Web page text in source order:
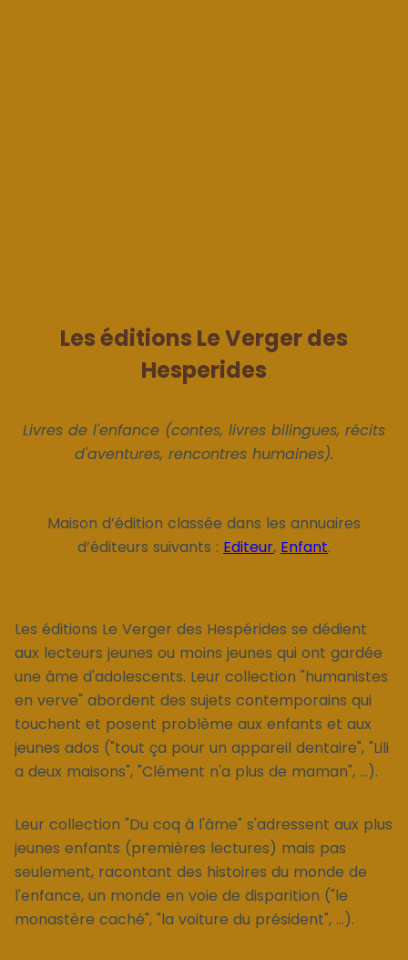
Les éditions Le Verger des
Hesperides
Livres de l'enfance (contes, livres bilingues, récits
d'aventures, rencontres humaines).
Maison d’édition classée dans les annuaires
d’éditeurs suivants : Editeur, Enfant.
Les éditions Le Verger des Hespérides se dédient
aux lecteurs jeunes ou moins jeunes qui ont gardée
une âme d'adolescents. Leur collection "humanistes
en verve" abordent des sujets contemporains qui
touchent et posent problème aux enfants et aux
jeunes ados ("tout ça pour un appareil dentaire", "Lili
a deux maisons", "Clément n'a plus de maman", ...).
Leur collection "Du coq à l'âme" s'adressent aux plus
jeunes enfants (premières lectures) mais pas
seulement, racontant des histoires du monde de
l'enfance, un monde en voie de disparition ("le
monastère caché", "la voiture du président", ...).